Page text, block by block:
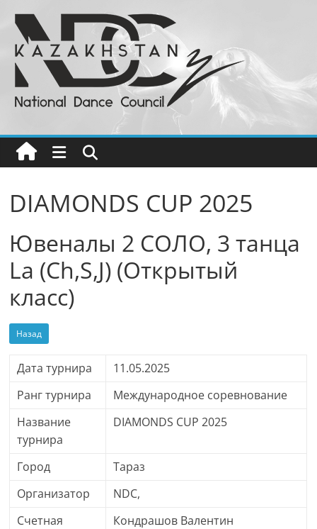
содержимому
Национальный
Совет
Танца
РК
танцы
в
Казахстане
DIAMONDS CUP 2025
Ювеналы 2 СОЛО, 3 танца
La (Ch,S,J) (Открытый
класс)
Назад
Дата турнира
11.05.2025
Ранг турнира
Международное соревнование
Название
турнира
DIAMONDS CUP 2025
Город
Тараз
Организатор
NDC,
Счетная
Кондрашов Валентин